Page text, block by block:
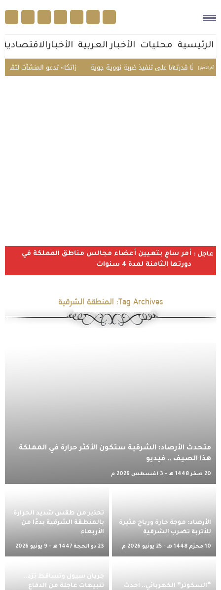
الرئيسية محليات الأخبار العربية الأخبارالاقتصادية
أخر الأخبار | «زاتكا» تدعو المنشآت لتقديم نماذج قدرتها على تنفيذ ضربة نووية جوية
عاجل : أمر سامٍ بتعيين أعضاء مجالس مناطق المملكة في
دورتها الثامنة لمدة 4 سنوات
Tag Archives: المنطقة الشرقية
متحدث الأرصاد: الشرقية ستكون الأكثر حرارة في المملكة
هذا الصيف .. فيديو
20 صفر 1448 هـ - 3 أغسطس 2026 م
الأرصاد: موجة حارة ورياح مثيرة
للأتربة تضرب الشرقية
10 محرّم 1448 هـ - 25 يونيو 2026 م
تحذير من طقس شديد الحرارة
بالمنطقة الشرقية بدءًا من
الأربعاء
23 ذو الحجة 1447 هـ - 9 يونيو 2026
“السكوتر” الكهربائي.. أحدث
جريان سيول وتساقط بَرَد..
تنبيهات عاجلة من الدفاع